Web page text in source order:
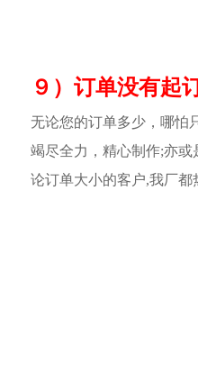
９）订单没有起
无论您的订单多少，哪怕
竭尽全力，精心制作;亦
论订单大小的客户,我厂都